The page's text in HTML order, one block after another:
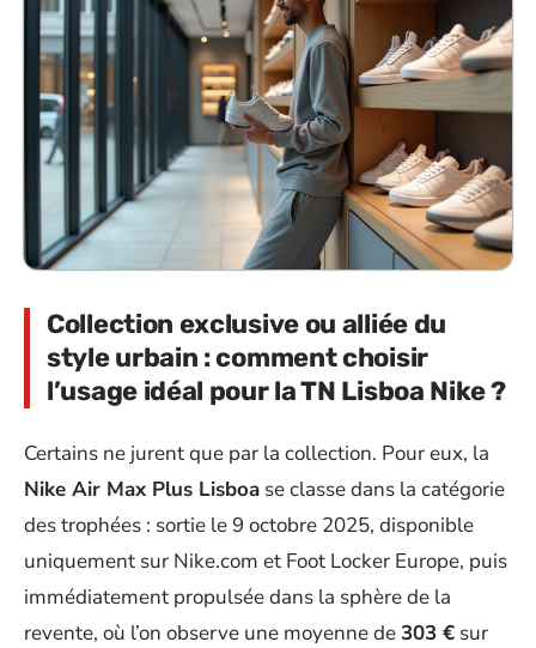
Collection exclusive ou alliée du
style urbain : comment choisir
l’usage idéal pour la TN Lisboa Nike ?
Certains ne jurent que par la collection. Pour eux, la
Nike Air Max Plus Lisboa se classe dans la catégorie
des trophées : sortie le 9 octobre 2025, disponible
uniquement sur Nike.com et Foot Locker Europe, puis
immédiatement propulsée dans la sphère de la
revente, où l’on observe une moyenne de303 € sur